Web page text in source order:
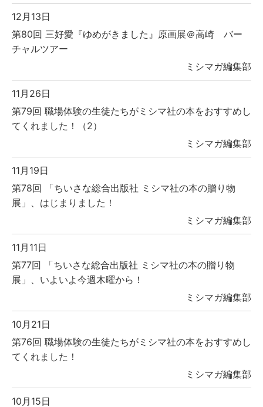
12月13日
第80回 三好愛『ゆめがきました』原画展＠高崎 バー
チャルツアー
ミシマガ編集部
11月26日
第79回 職場体験の生徒たちがミシマ社の本をおすすめし
てくれました！（2）
ミシマガ編集部
11月19日
第78回 「ちいさな総合出版社 ミシマ社の本の贈り物
展」、はじまりました！
ミシマガ編集部
11月11日
第77回 「ちいさな総合出版社 ミシマ社の本の贈り物
展」、いよいよ今週木曜から！
ミシマガ編集部
10月21日
第76回 職場体験の生徒たちがミシマ社の本をおすすめし
てくれました！
ミシマガ編集部
10月15日